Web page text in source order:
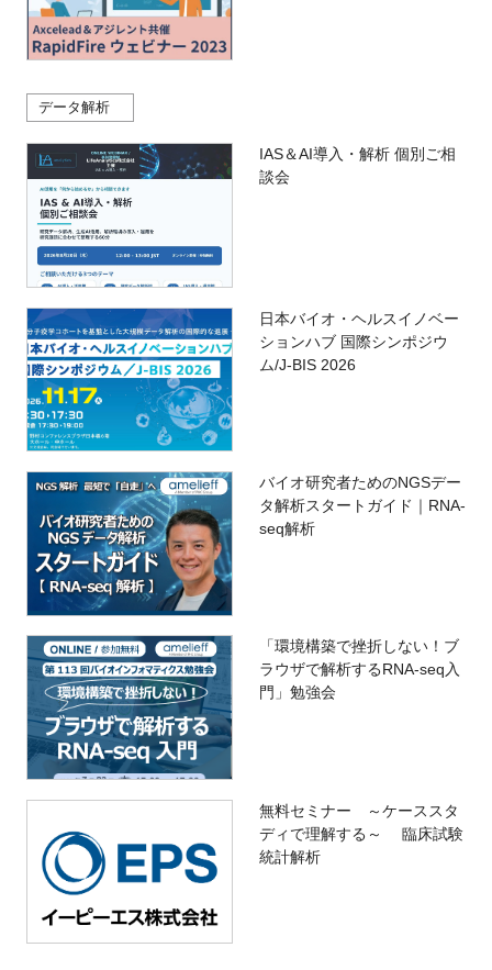
データ解析
IAS＆AI導入・解析 個別ご相
談会
日本バイオ・ヘルスイノベー
ションハブ 国際シンポジウ
ム/J-BIS 2026
バイオ研究者ためのNGSデー
タ解析スタートガイド｜RNA-
seq解析
「環境構築で挫折しない！ブ
ラウザで解析するRNA-seq入
門」勉強会
無料セミナー ～ケーススタ
ディで理解する～ 臨床試験
統計解析